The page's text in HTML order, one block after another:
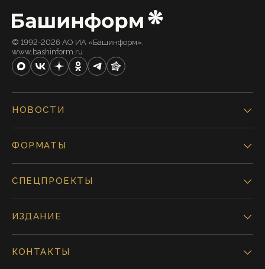
© 1992-2026 АО ИА «Башинформ».
www.bashinform.ru
НОВОСТИ
ФОРМАТЫ
СПЕЦПРОЕКТЫ
ИЗДАНИЕ
КОНТАКТЫ